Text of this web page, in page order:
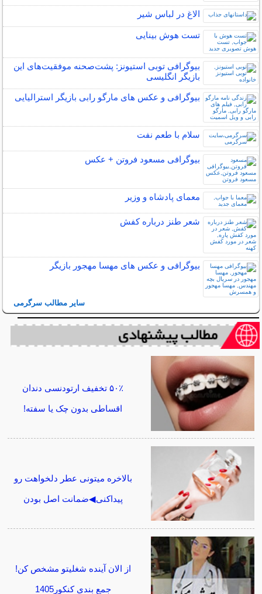
الاغ در لباس شیر
تست هوش بینایی
بیوگرافی توبی استیونز: پشت‌صحنه موفقیت‌های این
بازیگر انگلیسی
بیوگرافی و عکس های مارگو رابی بازیگر استرالیایی
سلام با طعم نفت
بیوگرافی مسعود فروتن + عکس
معمای پادشاه و وزیر
شعر طنز درباره کفش
بیوگرافی و عکس های مهسا مهجور بازیگر
سایر مطالب سرگرمی
۵۰٪ تخفیف ارتودنسی دندان
اقساطی بدون چک یا سفته!
بالاخره میتونی عطر دلخواهت رو
پیداکنی◀ضمانت اصل بودن
از الان آینده شغلیتو مشخص کن!
جمع بندی کنکور1405